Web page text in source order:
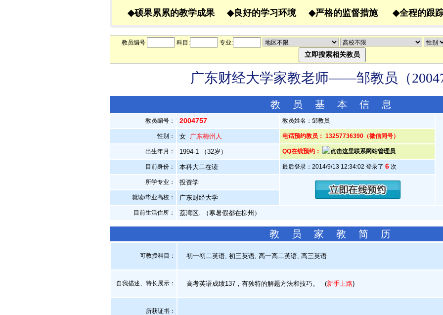
◆硕果累累的教学成果 ◆良好的学习环境 ◆严格的监督措施 ◆全程的跟
教员编号 科目: 专业:
广东财经大学家教老师——邹教员（
教 员 基 本 信 息
教员编号： 2004757 教员姓名：邹教员
性别： 女 广东梅州人 电话预约教员： 13257736390（微信同号）
出生年月： 1994-1 （32岁） QQ在线预约：
目前身份： 本科大二在读 最后登录：2014/9/13 12:34:02 登录了 6次
所学专业： 投资学
就读/毕业高校： 广东财经大学
目前生活住所： 荔湾区. （寒暑假都在柳州）
教 员 家 教 简 历
可教授科目： 初一初二英语, 初三英语, 高一高二英语, 高三英语
自我描述、特长展示 ： 高考英语成绩137，有独特的解题方法和技巧。 (新手上路)
所获证书 ：